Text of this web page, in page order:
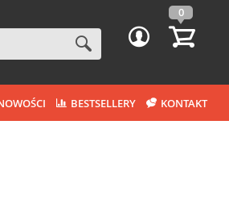
0
BESTSELLERY KONTAKT